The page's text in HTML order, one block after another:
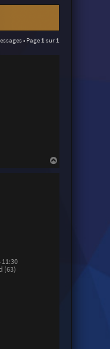
• Page 1 sur 1
11:30
(63)